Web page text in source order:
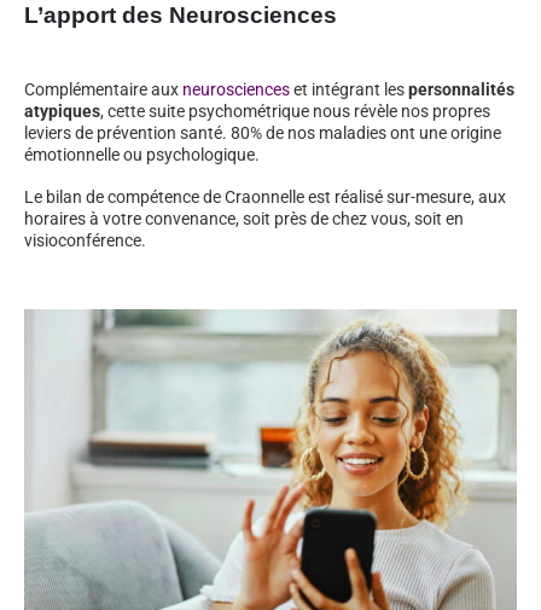
L’apport des Neurosciences
Complémentaire aux neuroscienceset intégrant lespersonnalités
atypiques, cette suite psychométrique nous révèle nos propres
leviers de prévention santé. 80% de nos maladies ont une origine
émotionnelle ou psychologique.
Le bilan de compétence de Craonnelle est réalisé sur-mesure, aux
horaires à votre convenance, soit près de chez vous, soit en
visioconférence.